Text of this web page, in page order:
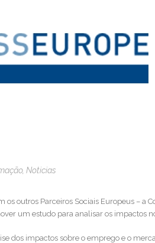
, Noticias
outros Parceiros Sociais Europeus – a
um estudo para analisar os
dos impactos sobre o emprego e o